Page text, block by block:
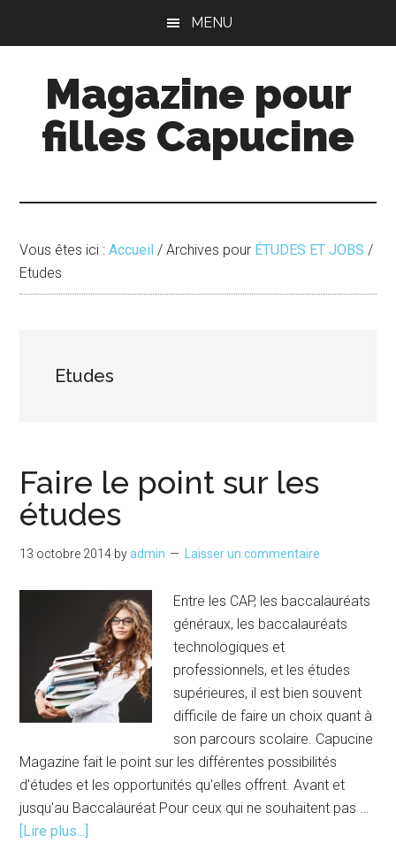
principal
principale
MENU
Magazine pour
filles Capucine
Vous êtes ici :Accueil / Archives pour ÉTUDES ET JOBS /
Etudes
Etudes
Faire le point sur les
études
13 octobre 2014 byadmin Laisser un commentaire
Entre les CAP, les baccalauréats
généraux, les baccalauréats
technologiques et
professionnels, et les études
supérieures, il est bien souvent
difficile de faire un choix quant à
son parcours scolaire. Capucine
Magazine fait le point sur les différentes possibilités
d'études et les opportunités qu'elles offrent. Avant et
jusqu'au Baccalauréat Pour ceux qui ne souhaitent pas …
[Lire plus...]